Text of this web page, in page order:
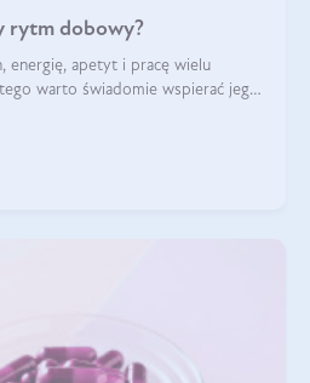
rytm dobowy?
energię, apetyt i pracę wielu
warto świadomie wspierać jego